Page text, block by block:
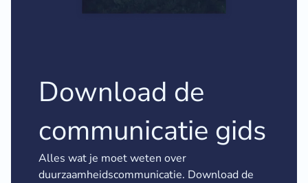
Download de
communicatie gids
Alles wat je moet weten over
duurzaamheidscommunicatie. Download de